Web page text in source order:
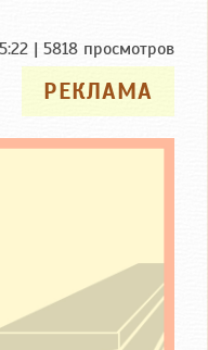
| 5818 просмотров
РЕКЛАМА